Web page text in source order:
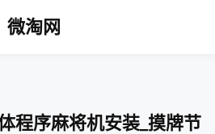
微淘网
程序麻将机安装_摸牌节